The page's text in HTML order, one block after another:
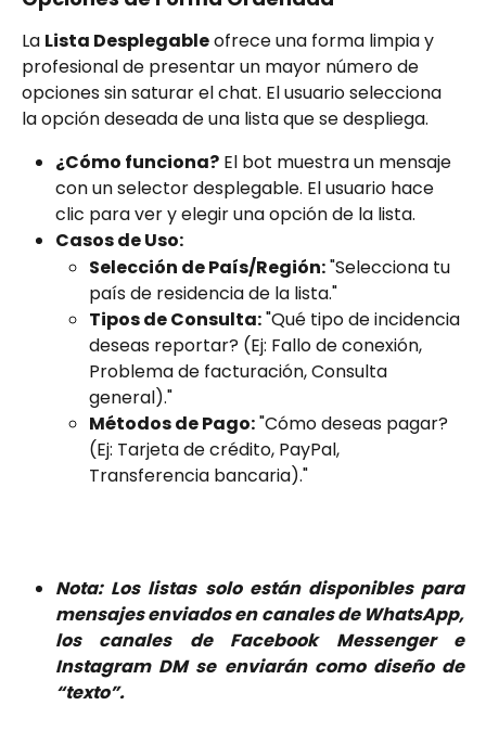
La Lista Desplegable ofrece una forma limpia y
profesional de presentar un mayor número de
opciones sin saturar el chat. El usuario selecciona
la opción deseada de una lista que se despliega.
¿Cómo funciona? El bot muestra un mensaje
con un selector desplegable. El usuario hace
clic para ver y elegir una opción de la lista.
Casos de Uso:
Selección de País/Región: "Selecciona tu
país de residencia de la lista."
Tipos de Consulta: "Qué tipo de incidencia
deseas reportar? (Ej: Fallo de conexión,
Problema de facturación, Consulta
general)."
Métodos de Pago: "Cómo deseas pagar?
(Ej: Tarjeta de crédito, PayPal,
Transferencia bancaria)."
Nota: Los listas solo están disponibles para
mensajes enviados en canales de WhatsApp,
los canales de Facebook Messenger e
Instagram DM se enviarán como diseño de
“texto”.